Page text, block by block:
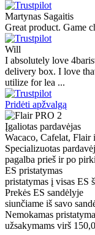
Martynas Sagaitis
Great product. Game
Will
I absolutely love
delivery box. I love
utilize for lea ...
Pridėti apžvalgą
Įgaliotas pardavėjas
Wacaco, Cafelat, Flair
Specializuotas
pagalba prieš ir po
ES pristatymas
pristatymas į visas ES
Prekės ES sandėlyje
siunčiame iš savo
Nemokamas
užsakymams virš